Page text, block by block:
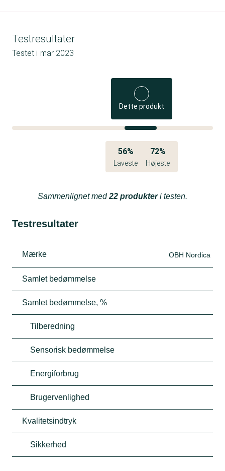
Testresultater
Testet i mar 2023
Dette produkt
56%
Laveste
72%
Højeste
Sammenlignet med22 produkteri testen.
Testresultater
Mærke OBH Nordica
Samlet bedømmelse
Samlet bedømmelse, %
Tilberedning
Sensorisk bedømmelse
Energiforbrug
Brugervenlighed
Kvalitetsindtryk
Sikkerhed